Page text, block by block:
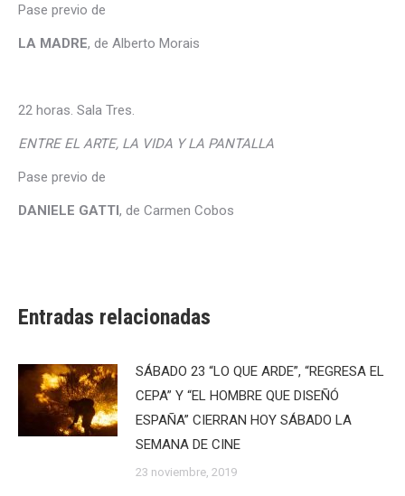
Pase previo de
LA MADRE, de Alberto Morais
22 horas. Sala Tres.
ENTRE EL ARTE, LA VIDA Y LA PANTALLA
Pase previo de
DANIELE GATTI, de Carmen Cobos
Entradas relacionadas
SÁBADO 23 “LO QUE ARDE”, “REGRESA EL
CEPA” Y “EL HOMBRE QUE DISEÑÓ
ESPAÑA” CIERRAN HOY SÁBADO LA
SEMANA DE CINE
23 noviembre, 2019